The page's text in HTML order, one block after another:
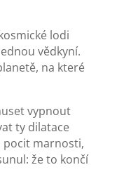
lodi
vědkyní.
na které
vypnout
ty dilatace
pocit marnosti,
že to končí